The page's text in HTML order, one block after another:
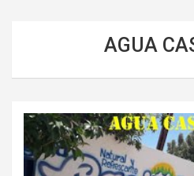
AGUA